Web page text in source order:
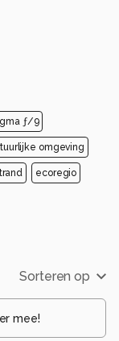
ƒ/9
omgeving
ecoregio
Sorteren op
mee!